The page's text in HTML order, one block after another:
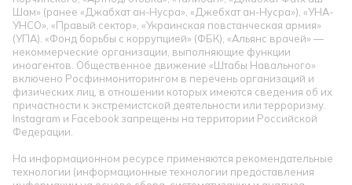
Шам» (ранее «Джабхат ан-Нусра», «Джебхат ан-Нусра»), «УНА-
УНСО», «Правый сектор», «Украинская повстанческая армия»
(УПА). «Фонд борьбы с коррупцией» (ФБК), «Альянс врачей» —
некоммерческие организации, выполняющие функции
иноагентов. Общественное движение «Штабы Навального»
включено Росфинмониторингом в перечень организаций и
физических лиц, в отношении которых имеются сведения об их
причастности к экстремистской деятельности или терроризму.
Instagram и Facebook запрещены на территории Российской
Федерации.
На информационном ресурсе применяются рекомендательные
технологии (информационные технологии предоставления